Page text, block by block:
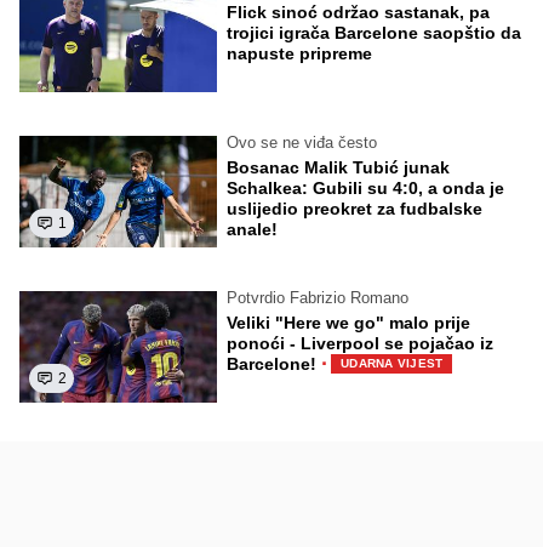
Flick sinoć održao sastanak, pa
trojici igrača Barcelone saopštio da
napuste pripreme
1
Ovo se ne viđa često
Bosanac Malik Tubić junak
Schalkea: Gubili su 4:0, a onda je
uslijedio preokret za fudbalske
anale!
2
Potvrdio Fabrizio Romano
Veliki "Here we go" malo prije
ponoći - Liverpool se pojačao iz
Barcelone! · UDARNA VIJEST